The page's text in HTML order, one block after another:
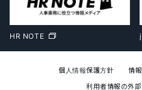
HR NOTE
個人情報保護方針
情
利用者情報の外